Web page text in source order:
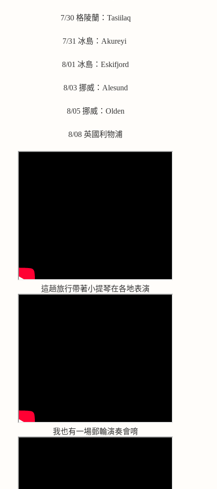
7/30 格陵蘭：Tasiilaq
7/31 冰島：Akureyi
8/01 冰島：Eskifjord
8/03 挪威：Alesund
8/05 挪威：Olden
8/08 英國利物浦
這趟旅行帶著小提琴在各地表演
我也有一場郵輪演奏會唷